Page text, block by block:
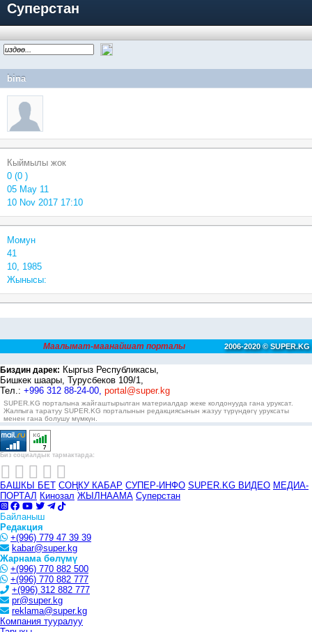
Суперстан
bina
Кыймылы жок
0 (0 )
05 May 11
10 Nov 2017 17:10
Момун
41
10, 1985
Жынысы:
Маалымат-маанайшат порталы 2006-2020 © SUPER.KG
Биздин дарек: Кыргыз Республикасы,
Бишкек шаары, Турусбеков 109/1,
Тел.: +996 312 88-24-00, portal@super.kg
SUPER.KG порталына жайгаштырылган материалдар жеке колдонууда гана уруксат.
Жалпыга таратуу SUPER.KG порталынын редакциясынын жазуу түрүндөгү уруксаты
менен гана болушу мүмкүн.
Биз социалдык тармактарда:
БАШКЫ БЕТ СОҢКУ КАБАР СУПЕР-ИНФО SUPER.KG ВИДЕО МЕДИА-
ПОРТАЛ Кинозал ЖЫЛНААМА Суперстан
Байланыш
Редакция
+(996) 779 47 39 39
kabar@super.kg
Жарнама бөлүмү
+(996) 770 882 500
+(996) 770 882 777
+(996) 312 882 777
pr@super.kg
reklama@super.kg
Компания тууралуу